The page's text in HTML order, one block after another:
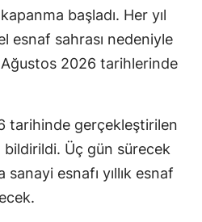
başladı. Her yıl
esnaf sahrası nedeniyle
2026 tarihlerinde
tarihinde gerçekleştirilen
bildirildi. Üç gün sürecek
esnafı yıllık esnaf